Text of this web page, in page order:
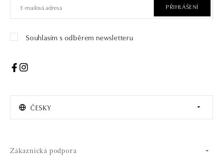
PŘIHLÁŠENÍ
Souhlasím s odběrem newsletteru
ČESKY
Zákaznická podpora